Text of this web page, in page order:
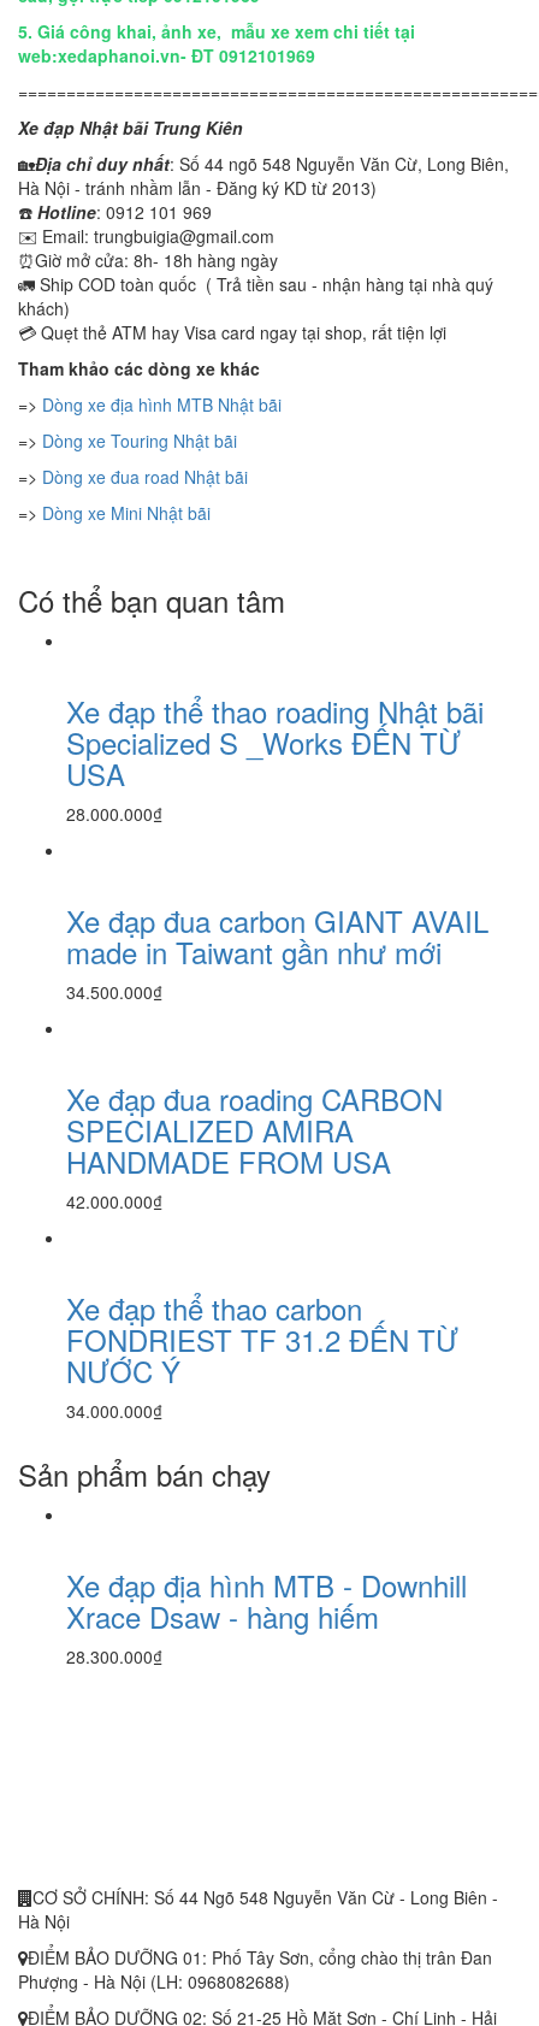
5. Giá công khai, ảnh xe, mẫu xe xem chi tiết tại
web:xedaphanoi.vn- ĐT 0912101969
Xe đạp Nhật bãi Trung Kiên
🏡Địa chỉ duy nhất: Số 44 ngõ 548 Nguyễn Văn Cừ, Long Biên,
Hà Nội - tránh nhầm lẫn - Đăng ký KD từ 2013)
☎️ Hotline: 0912 101 969
✉️ Email: trungbuigia@gmail.com
⏰Giờ mở cửa: 8h- 18h hàng ngày
🚛 Ship COD toàn quốc ( Trả tiền sau - nhận hàng tại nhà quý
khách)
💳 Quẹt thẻ ATM hay Visa card ngay tại shop, rất tiện lợi
Tham khảo các dòng xe khác
=> Dòng xe địa hình MTB Nhật bãi
=> Dòng xe Touring Nhật bãi
=> Dòng xe đua road Nhật bãi
=> Dòng xe Mini Nhật bãi
Có thể bạn quan tâm
Xe đạp thể thao roading Nhật bãi
Specialized S _Works ĐẾN TỪ
USA
28.000.000₫
Xe đạp đua carbon GIANT AVAIL
made in Taiwant gần như mới
34.500.000₫
Xe đạp đua roading CARBON
SPECIALIZED AMIRA
HANDMADE FROM USA
42.000.000₫
Xe đạp thể thao carbon
FONDRIEST TF 31.2 ĐẾN TỪ
NƯỚC Ý
34.000.000₫
Sản phẩm bán chạy
Xe đạp địa hình MTB - Downhill
Xrace Dsaw - hàng hiếm
28.300.000₫
CƠ SỞ CHÍNH: Số 44 Ngõ 548 Nguyễn Văn Cừ - Long Biên -
Hà Nội
ĐIỂM BẢO DƯỠNG 01: Phố Tây Sơn, cổng chào thị trân Đan
Phượng - Hà Nội (LH: 0968082688)
ĐIỂM BẢO DƯỠNG 02: Số 21-25 Hồ Mặt Sơn - Chí Linh - Hải